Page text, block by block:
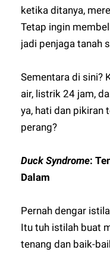
ketika ditanya,
Tetap ingin
jadi penjaga tanah
Sementara di sini?
air, listrik 24 jam,
ya, hati dan pikiran
perang?
Duck Syndrome:
Dalam
Pernah dengar
Itu tuh istilah buat
tenang dan baik-